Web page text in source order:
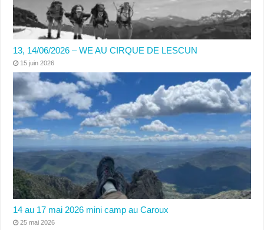
13, 14/06/2026 – WE AU CIRQUE DE LESCUN
15 juin 2026
14 au 17 mai 2026 mini camp au Caroux
25 mai 2026